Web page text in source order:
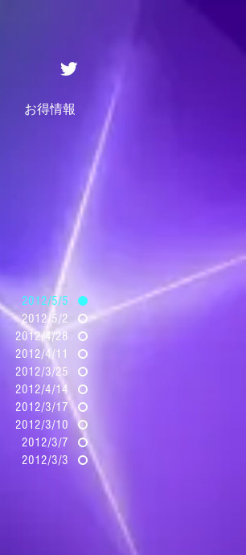
お得情報
2012/5/5
2012/5/2
2012/4/28
2012/4/11
2012/3/25
2012/4/14
2012/3/17
2012/3/10
2012/3/7
2012/3/3